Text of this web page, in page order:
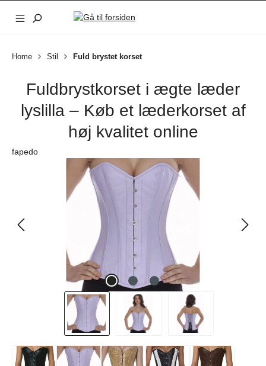
Gå til hovedindhold
Home Stil Fuld brystet korset
Fuldbrystkorset i ægte læder
lyslilla – Køb et læderkorset af
høj kvalitet online
fapedo
Spring over billedgalleri